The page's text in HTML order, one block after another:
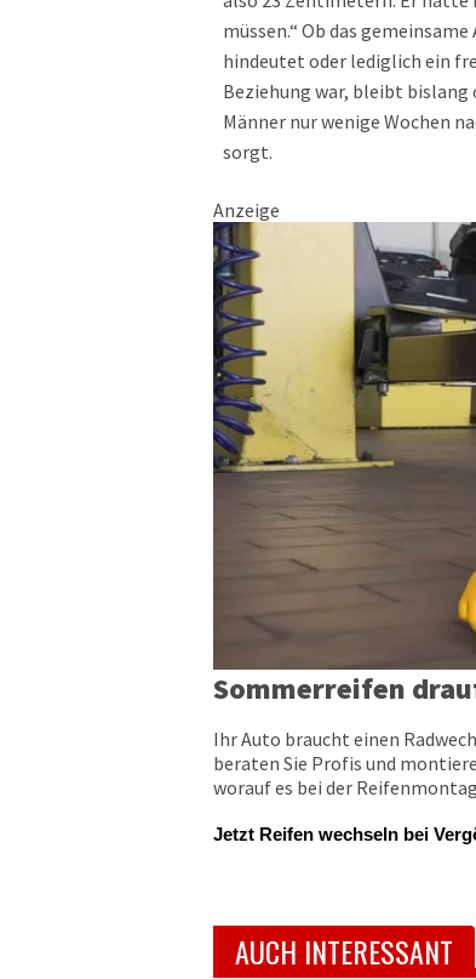
müssen.“ Ob das
hindeutet oder lediglich ein
Beziehung war, bleibt bislang
Männer nur wenige Wochen
sorgt.
Anzeige
Sommerreifen
Ihr Auto braucht einen
beraten Sie Profis und
worauf es bei der
Jetzt Reifen wechseln bei
AUCH INTERESSANT